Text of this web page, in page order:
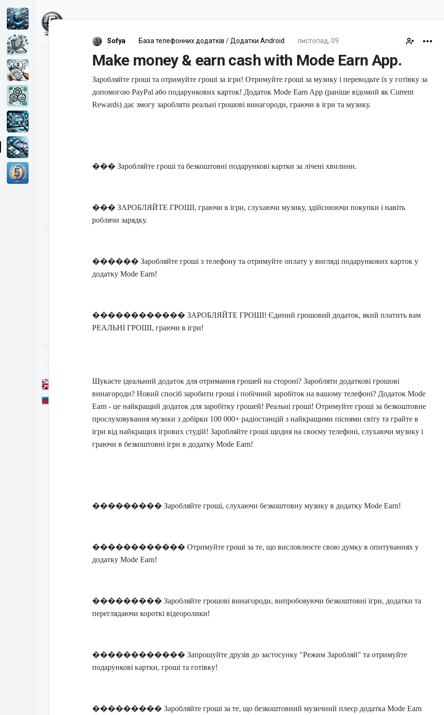
5Earn.com
Проекты
Фриланс
Уведомления
28
База телефонних
127
Язык сайта
English (en)
Руский (ru)
Sofya База телефонних додатків / Додатки Android листопад, 09
Make money & earn cash with Mode Earn App.
Заробляйте гроші та отримуйте гроші за ігри! Отримуйте гроші за музику і переводьте їх у готівку за
допомогою PayPal або подарункових карток! Додаток Mode Earn App (раніше відомий як Current
Rewards) дає змогу заробляти реальні грошові винагороди, граючи в ігри та музику.
��� Заробляйте гроші та безкоштовні подарункові картки за лічені хвилини.
��� ЗАРОБЛЯЙТЕ ГРОШІ, граючи в ігри, слухаючи музику, здійснюючи покупки і навіть
роблячи зарядку.
������ Заробляйте гроші з телефону та отримуйте оплату у вигляді подарункових карток у
додатку Mode Earn!
������������ ЗАРОБЛЯЙТЕ ГРОШІ! Єдиний грошовий додаток, який платить вам
РЕАЛЬНІ ГРОШІ, граючи в ігри!
Шукаєте ідеальний додаток для отримання грошей на стороні? Заробляти додаткові грошові
винагороди? Новий спосіб заробити гроші і побічний заробіток на вашому телефоні? Додаток Mode
Earn - це найкращий додаток для заробітку грошей! Реальні гроші! Отримуйте гроші за безкоштовне
прослуховування музики з добірки 100 000+ радіостанцій з найкращими піснями світу та грайте в
ігри від найкращих ігрових студій! Заробляйте гроші щодня на своєму телефоні, слухаючи музику і
граючи в безкоштовні ігри в додатку Mode Earn!
��������� Заробляйте гроші, слухаючи безкоштовну музику в додатку Mode Earn!
������������ Отримуйте гроші за те, що висловлюєте свою думку в опитуваннях у
додатку Mode Earn!
��������� Заробляйте грошові винагороди, випробовуючи безкоштовні ігри, додатки та
переглядаючи короткі відеоролики!
������������ Запрошуйте друзів до застосунку "Режим Заробляй" та отримуйте
подарункові картки, гроші та готівку!
��������� Заробляйте гроші за те, що безкоштовний музичний плеєр додатка Mode Earn